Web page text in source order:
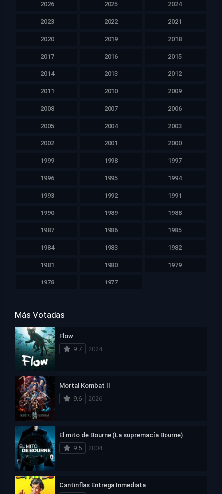
2026 2025 2024
2023 2022 2021
2020 2019 2018
2017 2016 2015
2014 2013 2012
2011 2010 2009
2008 2007 2006
2005 2004 2003
2002 2001 2000
1999 1998 1997
1996 1995 1994
1993 1992 1991
1990 1989 1988
1987 1986 1985
1984 1983 1982
1981 1980 1979
1978 1977
Más Votadas
Flow
9.7
2024
Mortal Kombat II
9.6
2026
El mito de Bourne (La supremacía Bourne)
9.5
2004
Cantinflas Entrega Inmediata